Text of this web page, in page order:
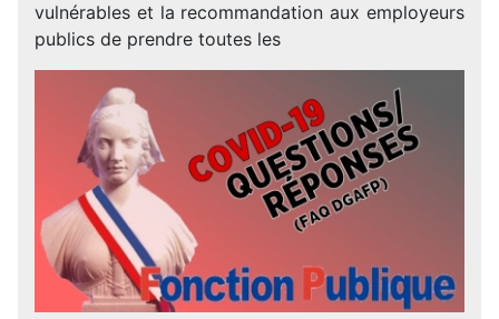
vulnérables et la recommandation aux employeurs
publics de prendre toutes les